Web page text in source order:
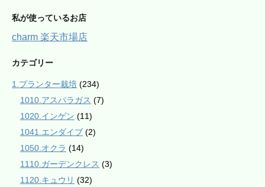
私が使っているお店
charm 楽天市場店
カテゴリー
1.プランター栽培 (234)
1010.アスパラガス (7)
1020.インゲン (11)
1041.エンダイブ (2)
1050.オクラ (14)
1110.ガーデンクレス (3)
1120.キュウリ (32)